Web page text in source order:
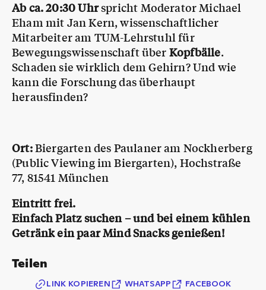
Ab ca. 20:30 Uhrspricht Moderator Michael
Eham mit Jan Kern, wissenschaftlicher
Mitarbeiter am TUM-Lehrstuhl für
Bewegungswissenschaft über Kopfbälle.
Schaden sie wirklich dem Gehirn? Und wie
kann die Forschung das überhaupt
herausfinden?
Ort:Biergarten des Paulaner am Nockherberg
(Public Viewing im Biergarten), Hochstraße
77, 81541 München
Eintritt frei.
Einfach Platz suchen – und bei einem kühlen
Getränk ein paar Mind Snacks genießen!
Teilen
LINK KOPIEREN WHATSAPP
FACEBOOK